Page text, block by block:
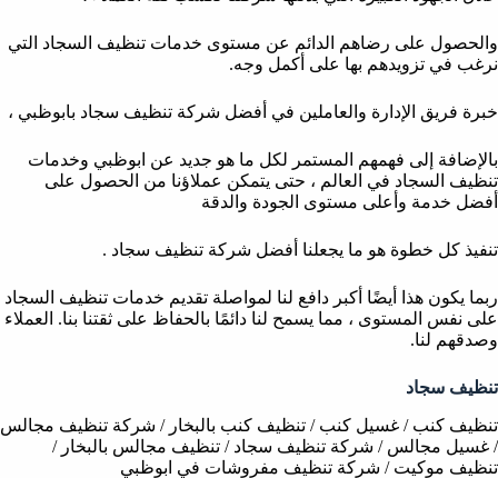
والحصول على رضاهم الدائم عن مستوى خدمات تنظيف السجاد التي
نرغب في تزويدهم بها على أكمل وجه.
خبرة فريق الإدارة والعاملين في أفضل شركة تنظيف سجاد بابوظبي ،
بالإضافة إلى فهمهم المستمر لكل ما هو جديد عن ابوظبي وخدمات
تنظيف السجاد في العالم ، حتى يتمكن عملاؤنا من الحصول على
أفضل خدمة وأعلى مستوى الجودة والدقة
تنفيذ كل خطوة هو ما يجعلنا أفضل شركة تنظيف سجاد .
ربما يكون هذا أيضًا أكبر دافع لنا لمواصلة تقديم خدمات تنظيف السجاد
على نفس المستوى ، مما يسمح لنا دائمًا بالحفاظ على ثقتنا بنا. العملاء
وصدقهم لنا.
تنظيف سجاد
تنظيف كنب / غسيل كنب / تنظيف كنب بالبخار / شركة تنظيف مجالس
/ غسيل مجالس / شركة تنظيف سجاد / تنظيف مجالس بالبخار /
تنظيف موكيت / شركة تنظيف مفروشات في ابوظبي